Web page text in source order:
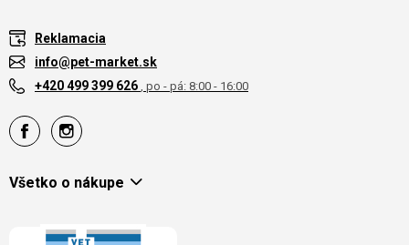
Reklamacia
info@pet-market.sk
+420 499 399 626 , po - pá: 8:00 - 16:00
Všetko o nákupe